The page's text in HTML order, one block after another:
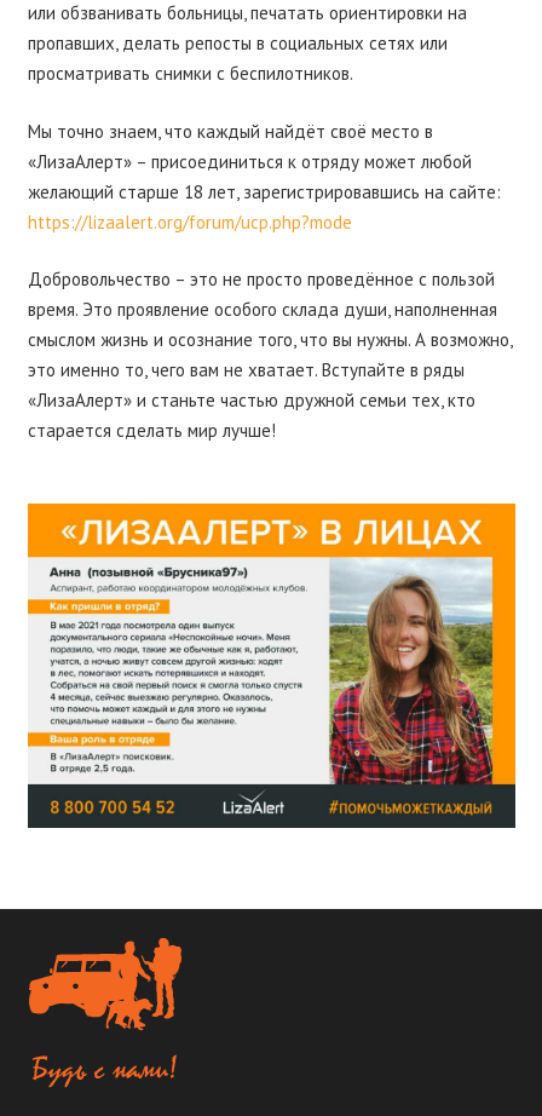
или обзванивать больницы, печатать ориентировки на
пропавших, делать репосты в социальных сетях или
просматривать снимки с беспилотников.
Мы точно знаем, что каждый найдёт своё место в
«ЛизаАлерт» – присоединиться к отряду может любой
желающий старше 18 лет, зарегистрировавшись на сайте:
https://lizaalert.org/forum/ucp.php?mode
Добровольчество – это не просто проведённое с пользой
время. Это проявление особого склада души, наполненная
смыслом жизнь и осознание того, что вы нужны. А возможно,
это именно то, чего вам не хватает. Вступайте в ряды
«ЛизаАлерт» и станьте частью дружной семьи тех, кто
старается сделать мир лучше!